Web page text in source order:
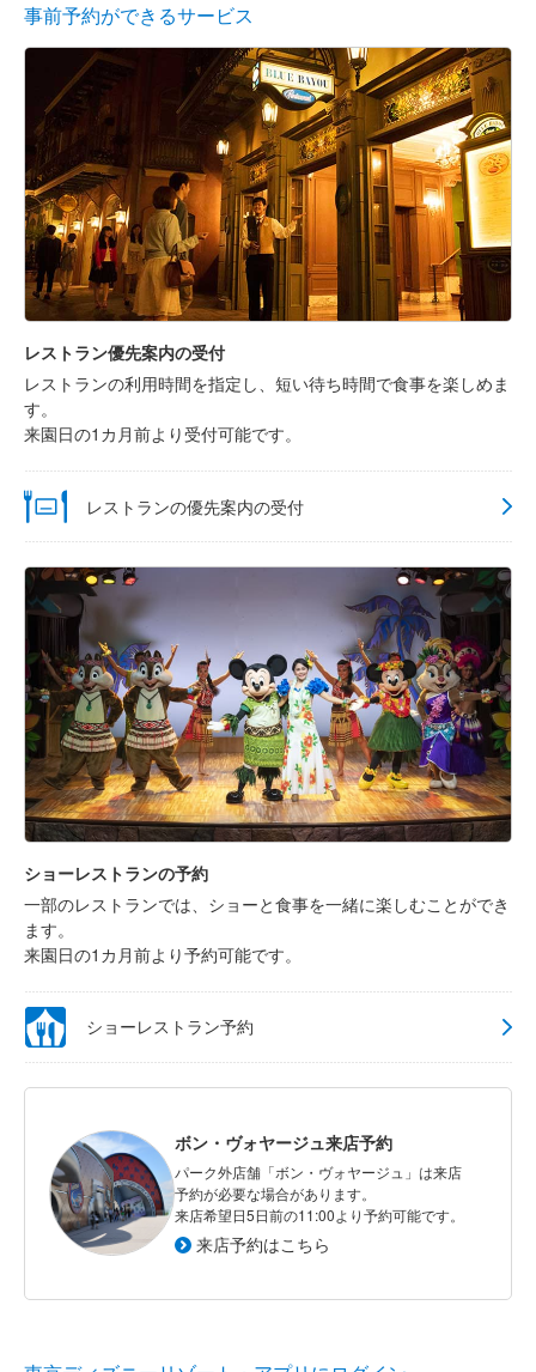
事前予約ができるサービス
レストラン優先案内の受付
レストランの利用時間を指定し、短い待ち時間で食事を楽しめま
す。
来園日の1カ月前より受付可能です。
レストランの優先案内の受付
ショーレストランの予約
一部のレストランでは、ショーと食事を一緒に楽しむことができ
ます。
来園日の1カ月前より予約可能です。
ショーレストラン予約
ボン・ヴォヤージュ来店予約
パーク外店舗「ボン・ヴォヤージュ」は来店
予約が必要な場合があります。
来店希望日5日前の11:00より予約可能です。
来店予約はこちら